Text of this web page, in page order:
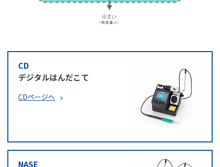
CD
デジタルはんだこて
CDページへ
NASE